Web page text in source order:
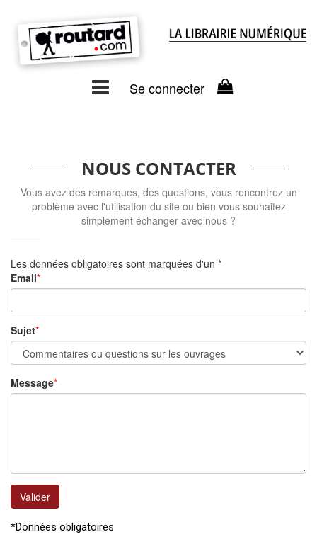
Se connecter
NOUS CONTACTER
Vous avez des remarques, des questions, vous rencontrez un
problème avec l'utilisation du site ou bien vous souhaitez
simplement échanger avec nous ?
Les données obligatoires sont marquées d'un *
Email*
Sujet*
Message*
Valider
*Données obligatoires